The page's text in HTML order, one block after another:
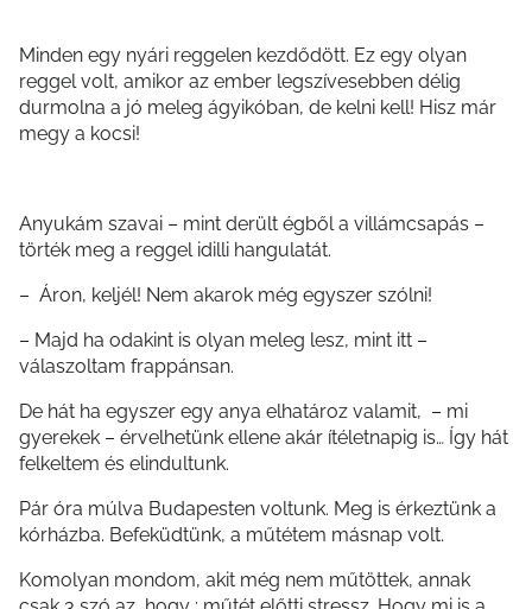
Minden egy nyári reggelen kezdődött. Ez egy olyan
reggel volt, amikor az ember legszívesebben délig
durmolna a jó meleg ágyikóban, de kelni kell! Hisz már
megy a kocsi!
Anyukám szavai – mint derült égből a villámcsapás –
törték meg a reggel idilli hangulatát.
– Áron, keljél! Nem akarok még egyszer szólni!
– Majd ha odakint is olyan meleg lesz, mint itt –
válaszoltam frappánsan.
De hát ha egyszer egy anya elhatároz valamit, – mi
gyerekek – érvelhetünk ellene akár ítéletnapig is… Így hát
felkeltem és elindultunk.
Pár óra múlva Budapesten voltunk. Meg is érkeztünk a
kórházba. Befeküdtünk, a műtétem másnap volt.
Komolyan mondom, akit még nem műtöttek, annak